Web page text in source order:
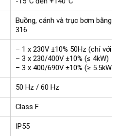
Buồng, cánh và trục bơm bằng
316
– 1 x 230V ±10% 50Hz (chỉ với
– 3 x 230/400V ±10% (≤ 4kW)
– 3 x 400/690V ±10% (≥ 5.5kW)
50 Hz / 60 Hz
Class F
IP55